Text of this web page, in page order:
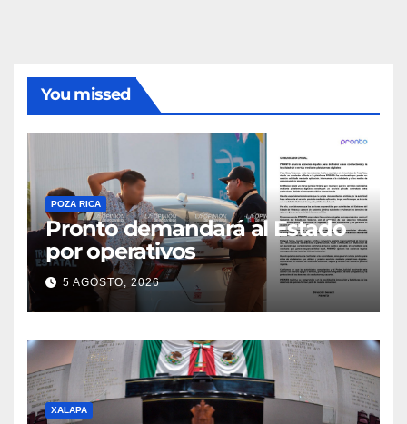
You missed
POZA RICA
Pronto demandará al Estado
por operativos
5 AGOSTO, 2026
XALAPA